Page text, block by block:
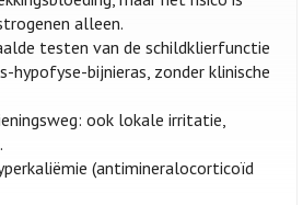
alleen.
testen van de schildklierfunctie
hypofyse-bijnieras, zonder klinische
ook lokale irritatie,
(antimineralocorticoïd